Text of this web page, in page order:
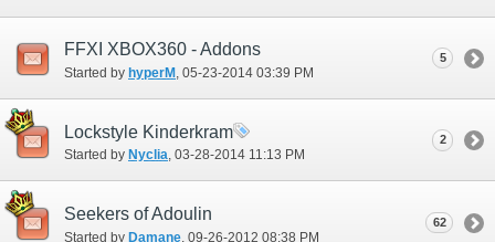
FFXI XBOX360 - Addons
Started by hyperM ‎, 05-23-2014 03:39 PM
5
Lockstyle Kinderkram
Started by Nyclia‎, 03-28-2014 11:13 PM
2
Seekers of Adoulin
Started by Damane ‎, 09-26-2012 08:38 PM
62